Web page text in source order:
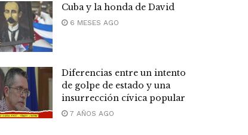
Cuba y la honda de David
6 MESES AGO
Diferencias entre un intento
de golpe de estado y una
insurrección cívica popular
7 AÑOS AGO